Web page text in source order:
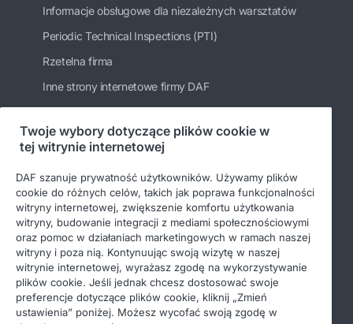
Informacje obsługowe dla niezależnych warsztatów
Periodic Technical Inspections (PTI)
Rzetelna firma
Inne strony internetowe firmy DAF
Bądź na bieżąco
© 2026 DAF Nota prawna
Twoje wybory dotyczące plików cookie w
tej witrynie internetowej
DAF szanuje prywatność użytkowników. Używamy plików
cookie do różnych celów, takich jak poprawa funkcjonalności
witryny internetowej, zwiększenie komfortu użytkowania
witryny, budowanie integracji z mediami społecznościowymi
oraz pomoc w działaniach marketingowych w ramach naszej
witryny i poza nią. Kontynuując swoją wizytę w naszej
witrynie internetowej, wyrażasz zgodę na wykorzystywanie
plików cookie. Jeśli jednak chcesz dostosować swoje
preferencje dotyczące plików cookie, kliknij „Zmień
ustawienia” poniżej. Możesz wycofać swoją zgodę w